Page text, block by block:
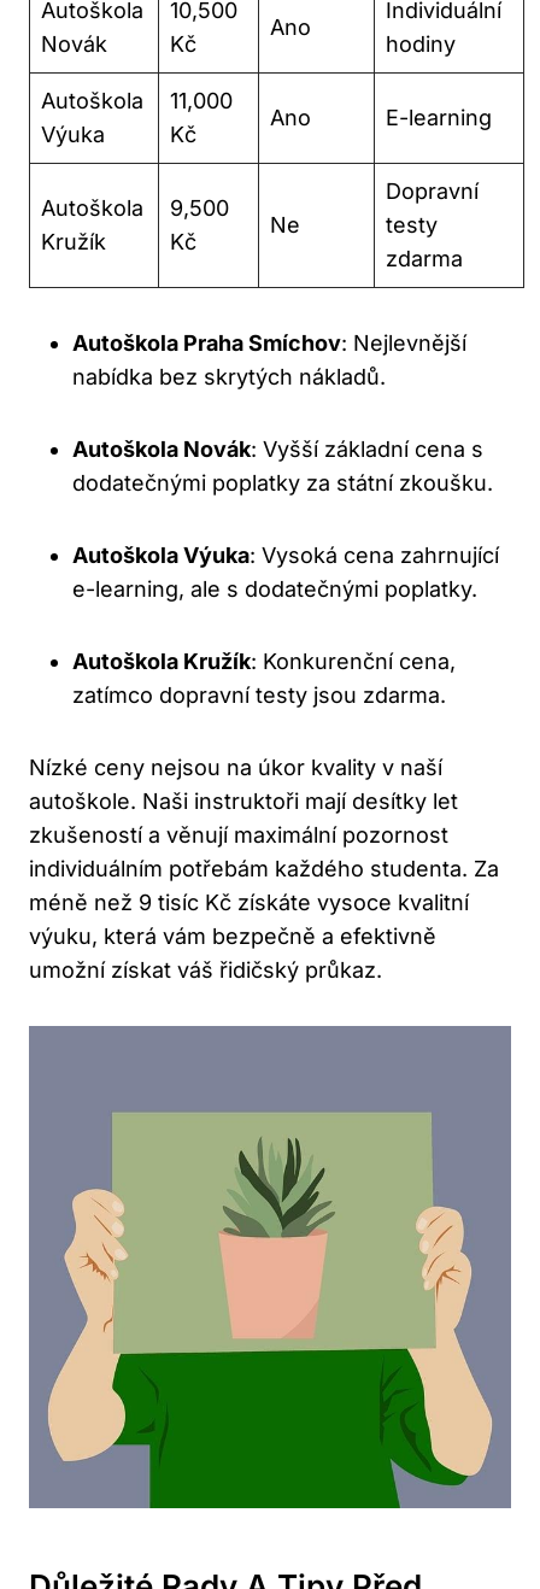
Autoškola
Novák
10,500
Kč
Ano
Individuální
hodiny
Autoškola
Výuka
11,000
Kč
Ano E-learning
Autoškola
Kružík
9,500
Kč
Ne
Dopravní
testy
zdarma
Autoškola Praha Smíchov: Nejlevnější
nabídka bez skrytých nákladů.
Autoškola Novák: Vyšší základní cena s
dodatečnými poplatky za státní zkoušku.
Autoškola Výuka: Vysoká cena zahrnující
e-learning, ale s dodatečnými poplatky.
Autoškola Kružík: Konkurenční cena,
zatímco dopravní testy jsou zdarma.
Nízké ceny nejsou na úkor kvality v naší
autoškole. Naši instruktoři mají desítky let
zkušeností a věnují maximální pozornost
individuálním potřebám každého studenta. Za
méně než 9 tisíc Kč získáte vysoce kvalitní
výuku, která vám bezpečně a efektivně
umožní získat váš řidičský průkaz.